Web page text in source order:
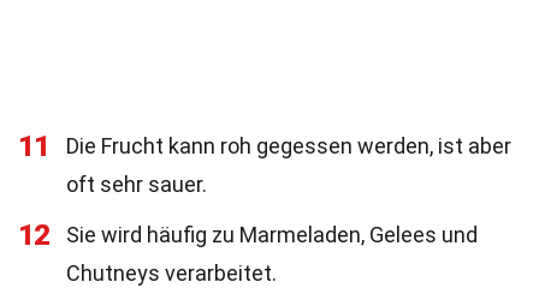
11
Die Frucht kann roh gegessen werden, ist aber
oft sehr sauer.
12
Sie wird häufig zu Marmeladen, Gelees und
Chutneys verarbeitet.